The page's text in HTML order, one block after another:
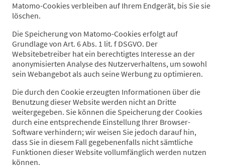
Matomo-Cookies verbleiben auf Ihrem Endgerät, bis Sie sie
löschen.
Die Speicherung von Matomo-Cookies erfolgt auf
Grundlage von Art. 6 Abs. 1 lit. f DSGVO. Der
Websitebetreiber hat ein berechtigtes Interesse an der
anonymisierten Analyse des Nutzerverhaltens, um sowohl
sein Webangebot als auch seine Werbung zu optimieren.
Die durch den Cookie erzeugten Informationen über die
Benutzung dieser Website werden nicht an Dritte
weitergegeben. Sie können die Speicherung der Cookies
durch eine entsprechende Einstellung Ihrer Browser-
Software verhindern; wir weisen Sie jedoch darauf hin,
dass Sie in diesem Fall gegebenenfalls nicht sämtliche
Funktionen dieser Website vollumfänglich werden nutzen
können.